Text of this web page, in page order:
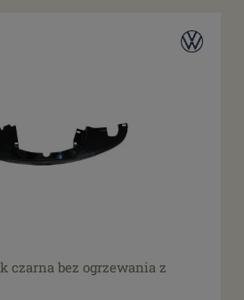
czarna bez ogrzewania z